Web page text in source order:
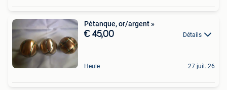
Pétanque, or/argent »
€ 45,00 Détails
Heule 27 juil. 26